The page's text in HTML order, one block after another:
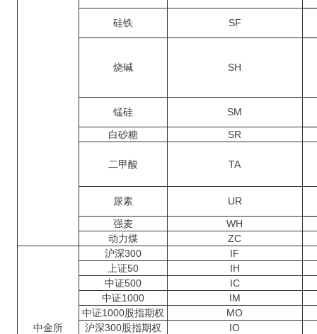
硅铁 SF
烧碱 SH
锰硅
SM
白砂糖
SR
二甲酸 TA
尿素
UR
强麦
WH
动力煤
ZC
中金所
沪深300
IF
上证50
IH
中证500
IC
中证1000
IM
中证1000股指期权
MO
沪深300股指期权
IO